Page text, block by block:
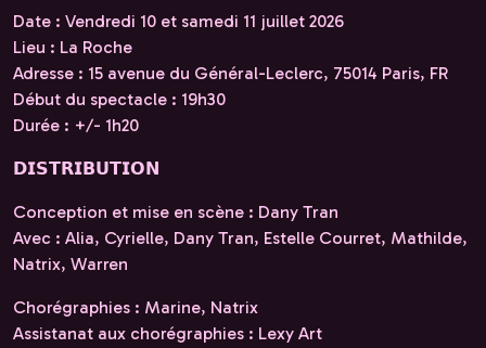
Date : Vendredi 10 et samedi 11 juillet 2026
Lieu : La Roche
Adresse : 15 avenue du Général-Leclerc, 75014 Paris, FR
Début du spectacle : 19h30
Durée : +/- 1h20
𝗗𝗜𝗦𝗧𝗥𝗜𝗕𝗨𝗧𝗜𝗢𝗡
Conception et mise en scène : Dany Tran
Avec : Alia, Cyrielle, Dany Tran, Estelle Courret, Mathilde,
Natrix, Warren
Chorégraphies : Marine, Natrix
Assistanat aux chorégraphies : Lexy Art